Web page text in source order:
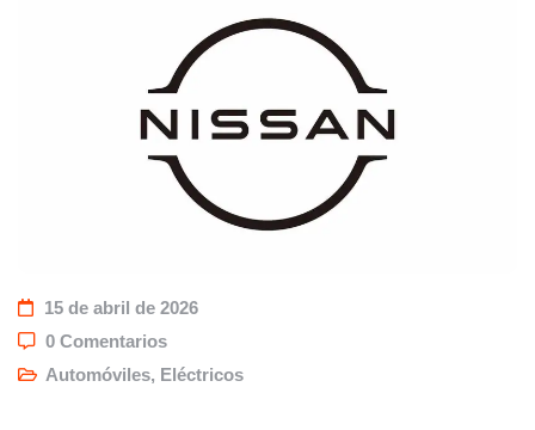
15 de abril de 2026
0 Comentarios
Automóviles, Eléctricos